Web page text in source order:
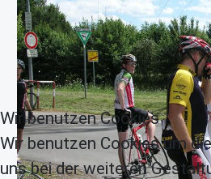
Wir benutzen Cookies
Wir benutzen Cookies um
uns bei der weiteren